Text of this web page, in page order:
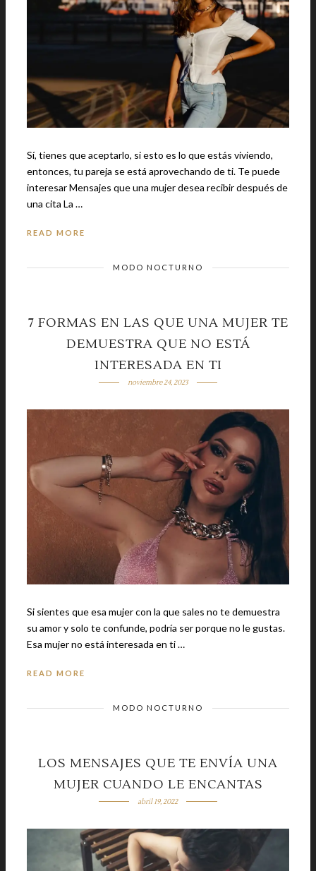
Sí, tienes que aceptarlo, si esto es lo que estás viviendo,
entonces, tu pareja se está aprovechando de ti. Te puede
interesar Mensajes que una mujer desea recibir después de
una cita La …
READ MORE
MODO NOCTURNO
7 FORMAS EN LAS QUE UNA MUJER TE
DEMUESTRA QUE NO ESTÁ
INTERESADA EN TI
noviembre 24, 2023
Si sientes que esa mujer con la que sales no te demuestra
su amor y solo te confunde, podría ser porque no le gustas.
Esa mujer no está interesada en ti …
READ MORE
MODO NOCTURNO
LOS MENSAJES QUE TE ENVÍA UNA
MUJER CUANDO LE ENCANTAS
abril 19, 2022